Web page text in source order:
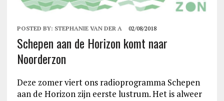
POSTED BY: STEPHANIE VAN DER A 02/08/2018
Schepen aan de Horizon komt naar
Noorderzon
Deze zomer viert ons radioprogramma Schepen
aan de Horizon zijn eerste lustrum. Het is alweer